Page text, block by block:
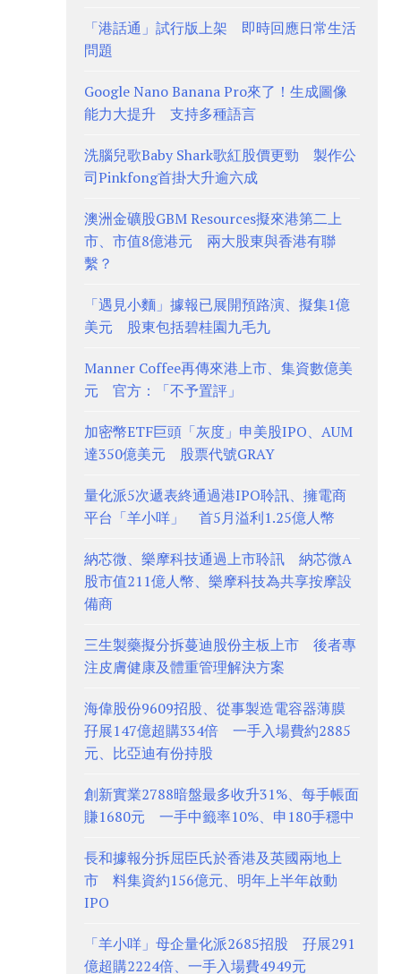
「港話通」試行版上架 即時回應日常生活
問題
Google Nano Banana Pro來了！生成圖像
能力大提升 支持多種語言
洗腦兒歌Baby Shark歌紅股價更勁 製作公
司Pinkfong首掛大升逾六成
澳洲金礦股GBM Resources擬來港第二上
市、市值8億港元 兩大股東與香港有聯
繫？
「遇見小麵」據報已展開預路演、擬集1億
美元 股東包括碧桂園九毛九
Manner Coffee再傳來港上市、集資數億美
元 官方：「不予置評」
加密幣ETF巨頭「灰度」申美股IPO、AUM
達350億美元 股票代號GRAY
量化派5次遞表終通過港IPO聆訊、擁電商
平台「羊小咩」 首5月溢利1.25億人幣
納芯微、樂摩科技通過上市聆訊 納芯微A
股市值211億人幣、樂摩科技為共享按摩設
備商
三生製藥擬分拆蔓迪股份主板上市 後者專
注皮膚健康及體重管理解決方案
海偉股份9609招股、從事製造電容器薄膜
孖展147億超購334倍 一手入場費約2885
元、比亞迪有份持股
創新實業2788暗盤最多收升31%、每手帳面
賺1680元 一手中籤率10%、申180手穩中
長和據報分拆屈臣氏於香港及英國兩地上
市 料集資約156億元、明年上半年啟動
IPO
「羊小咩」母企量化派2685招股 孖展291
億超購2224倍、一手入場費4949元